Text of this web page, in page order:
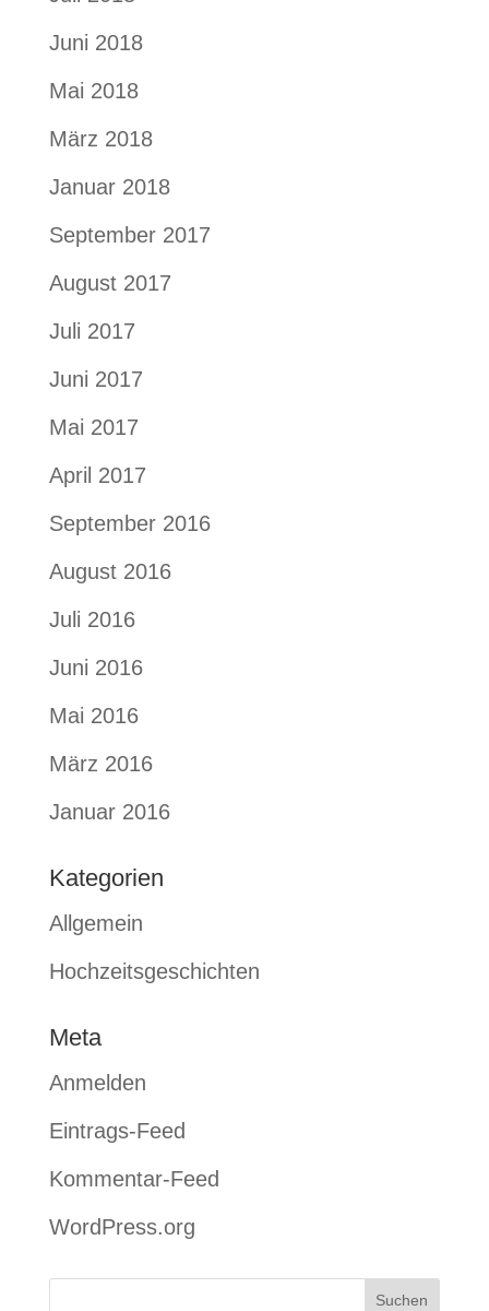
Juni 2018
Mai 2018
März 2018
Januar 2018
September 2017
August 2017
Juli 2017
Juni 2017
Mai 2017
April 2017
September 2016
August 2016
Juli 2016
Juni 2016
Mai 2016
März 2016
Januar 2016
Kategorien
Allgemein
Hochzeitsgeschichten
Meta
Anmelden
Eintrags-Feed
Kommentar-Feed
WordPress.org